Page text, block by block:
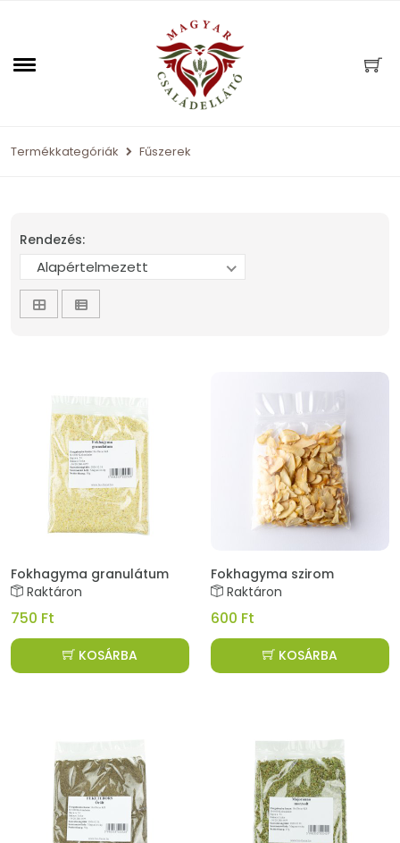
Termékkategóriák Fűszerek
Rendezés:
Alapértelmezett
Fokhagyma granulátum
Raktáron
750 Ft
KOSÁRBA
Fokhagyma szirom
Raktáron
600 Ft
KOSÁRBA